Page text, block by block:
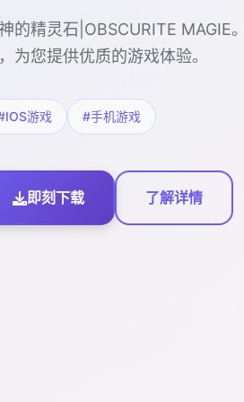
的精灵石|OBSCURITE MAGIE
为您提供优质的游戏体验。
游戏 #手机游戏
即刻下载 了解详情